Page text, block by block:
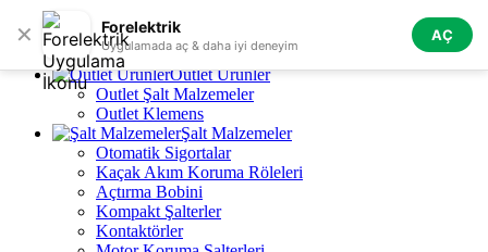
✕ Forelektrik
Uygulamada aç & daha iyi deneyim
AÇ
Skip to navigation Skip to main content
Tüm Kategoriler
Outlet Ürünler
Outlet Şalt Malzemeler
Outlet Klemens
Şalt Malzemeler
Otomatik Sigortalar
Kaçak Akım Koruma Röleleri
Açtırma Bobini
Kompakt Şalterler
Kontaktörler